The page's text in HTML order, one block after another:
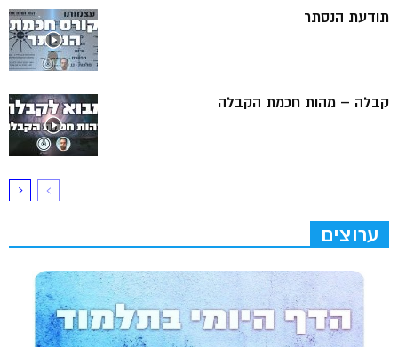
תודעת הנסתר
קבלה – מהות חכמת הקבלה
ערוצים